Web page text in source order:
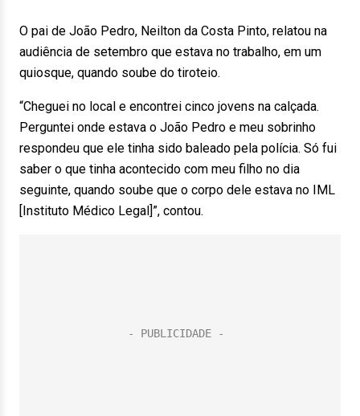
O pai de João Pedro, Neilton da Costa Pinto, relatou na
audiência de setembro que estava no trabalho, em um
quiosque, quando soube do tiroteio.
“Cheguei no local e encontrei cinco jovens na calçada.
Perguntei onde estava o João Pedro e meu sobrinho
respondeu que ele tinha sido baleado pela polícia. Só fui
saber o que tinha acontecido com meu filho no dia
seguinte, quando soube que o corpo dele estava no IML
[Instituto Médico Legal]”, contou.